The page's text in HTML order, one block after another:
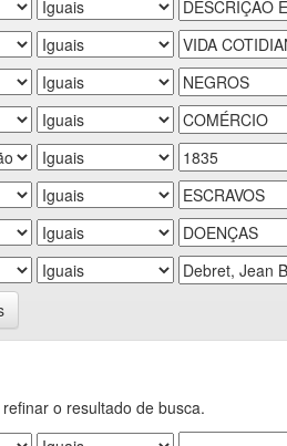
o resultado de busca.